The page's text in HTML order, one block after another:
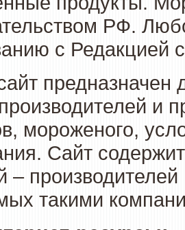
РФ.
с Редакцией
предназначен
и
мороженого,
Сайт
–
такими